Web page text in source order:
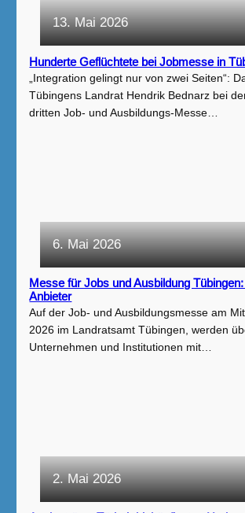
13. Mai 2026
Hunderte Geflüchtete bei Jobmesse in
„Integration gelingt nur von zwei Seiten“:
Tübingens Landrat Hendrik Bednarz bei
dritten Job- und Ausbildungs-Messe…
6. Mai 2026
Messe für Jobs und Ausbildung
Anbieter
Auf der Job- und Ausbildungsmesse am
2026 im Landratsamt Tübingen, werden
Unternehmen und Institutionen mit…
2. Mai 2026